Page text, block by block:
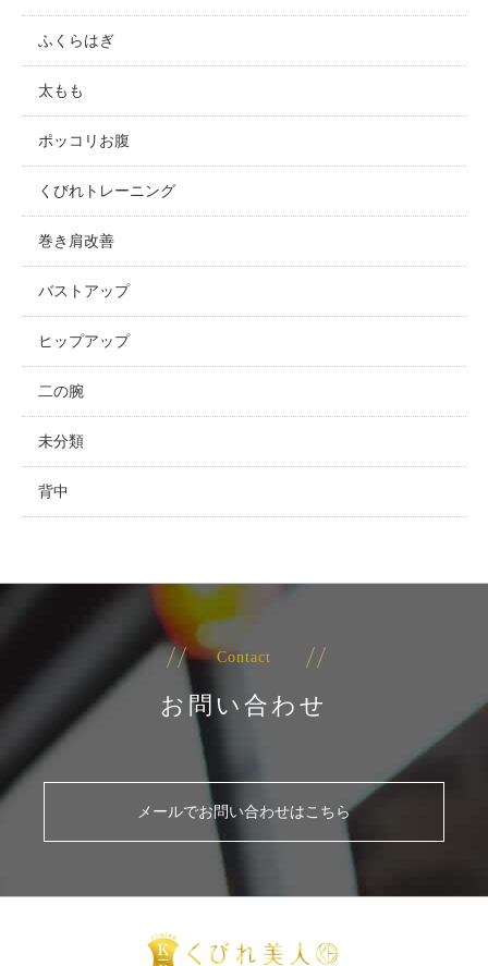
ふくらはぎ
太もも
ポッコリお腹
くびれトレーニング
巻き肩改善
バストアップ
ヒップアップ
二の腕
未分類
背中
Contact
お問い合わせ
メールでお問い合わせはこちら